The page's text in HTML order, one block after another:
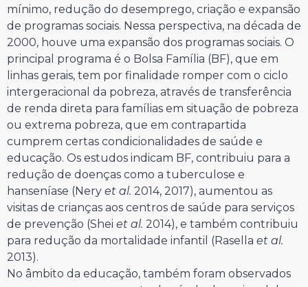
mínimo, redução do desemprego, criação e expansão
de programas sociais. Nessa perspectiva, na década de
2000, houve uma expansão dos programas sociais. O
principal programa é o Bolsa Família (BF), que em
linhas gerais, tem por finalidade romper com o ciclo
intergeracional da pobreza, através de transferência
de renda direta para famílias em situação de pobreza
ou extrema pobreza, que em contrapartida
cumprem certas condicionalidades de saúde e
educação. Os estudos indicam BF, contribuiu para a
redução de doenças como a tuberculose e
hanseníase (Nery et al. 2014, 2017), aumentou as
visitas de crianças aos centros de saúde para serviços
de prevenção (Shei et al. 2014), e também contribuiu
para redução da mortalidade infantil (Rasella et al.
2013).
No âmbito da educação, também foram observados